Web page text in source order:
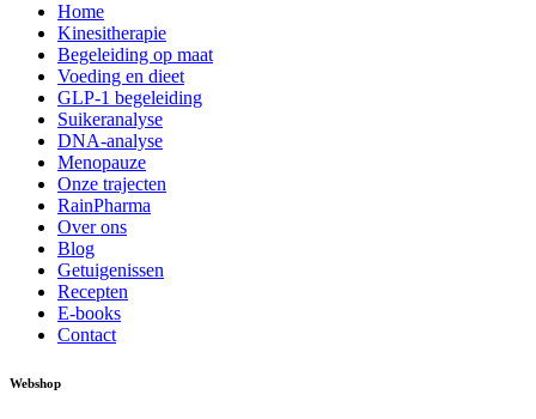
Home
Kinesitherapie
Begeleiding op maat
Voeding en dieet
GLP-1 begeleiding
Suikeranalyse
DNA-analyse
Menopauze
Onze trajecten
RainPharma
Over ons
Blog
Getuigenissen
Recepten
E-books
Contact
Webshop